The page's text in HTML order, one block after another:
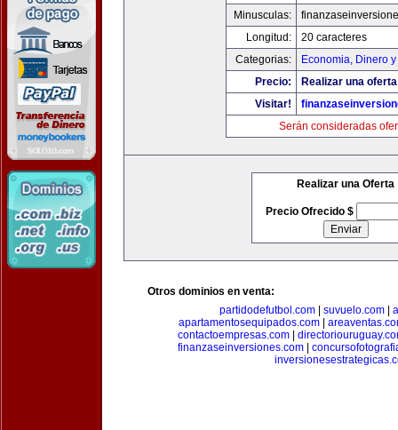
Minusculas:
Longitud:
20 caracteres
Categorias:
Economia, Dinero
Precio:
Realizar una
Visitar!
Serán consideradas
Realizar una Oferta
Precio Ofrecido $
Otros dominios en venta:
partidodefutbol.com| suvuelo.com|
apartamentosequipados.com|
contactoempresas.com
finanzaseinversiones.com